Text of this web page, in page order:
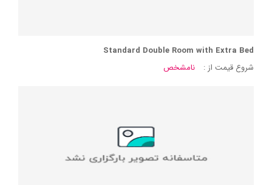
Standard Double Room with Extra Bed
شروع قیمت از :
نامشخص